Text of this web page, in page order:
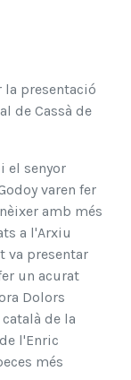
la presentació
de Cassà de
el senyor
varen fer
amb més
a l'Arxiu
va presentar
un acurat
Dolors
de la
l'Enric
més